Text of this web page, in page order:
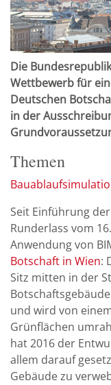
Die
Wettbewerb für
Deutschen
in der
Themen
Seit Einführung
Runderlass vom
Anwendung von
Botschaft in Wien:
Sitz mitten in der
und wird von
Grünflächen
hat 2016 der
allem darauf
Gebäude zu